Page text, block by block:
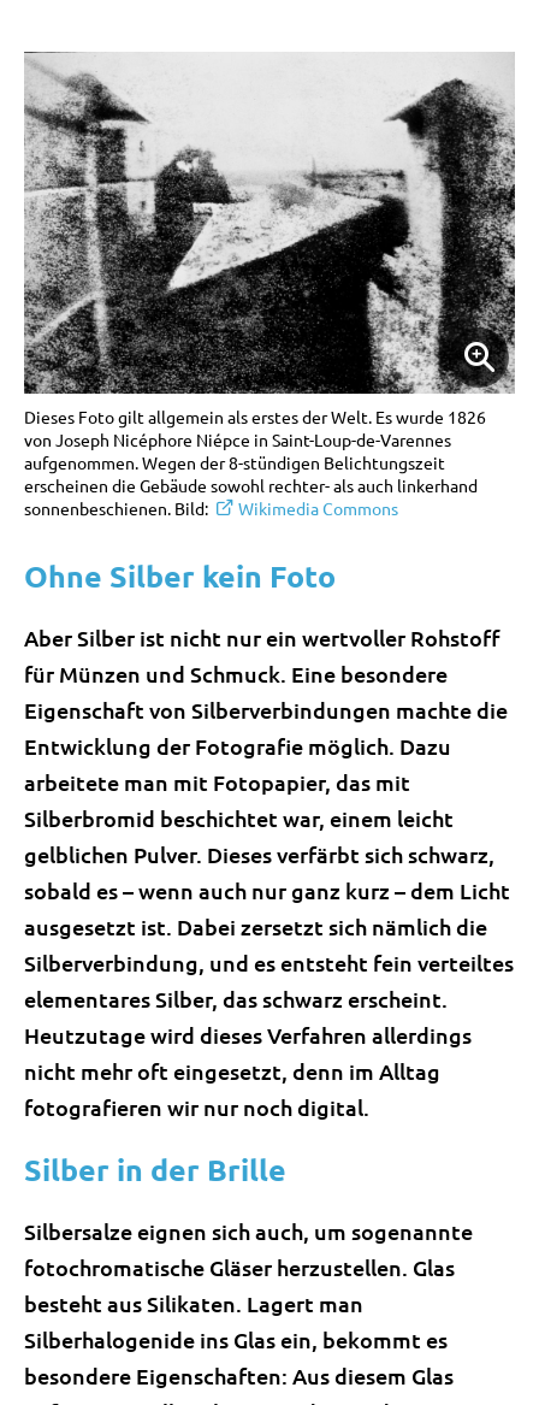
Dieses Foto gilt allgemein als erstes der Welt. Es wurde 1826
von Joseph Nicéphore Niépce in Saint-Loup-de-Varennes
aufgenommen. Wegen der 8-stündigen Belichtungszeit
erscheinen die Gebäude sowohl rechter- als auch linkerhand
sonnenbeschienen. Bild:
Wikimedia Commons
Ohne Silber kein Foto
Aber Silber ist nicht nur ein wertvoller Rohstoff
für Münzen und Schmuck. Eine besondere
Eigenschaft von Silberverbindungen machte die
Entwicklung der Fotografie möglich. Dazu
arbeitete man mit Fotopapier, das mit
Silberbromid beschichtet war, einem leicht
gelblichen Pulver. Dieses verfärbt sich schwarz,
sobald es – wenn auch nur ganz kurz – dem Licht
ausgesetzt ist. Dabei zersetzt sich nämlich die
Silberverbindung, und es entsteht fein verteiltes
elementares Silber, das schwarz erscheint.
Heutzutage wird dieses Verfahren allerdings
nicht mehr oft eingesetzt, denn im Alltag
fotografieren wir nur noch digital.
Silber in der Brille
Silbersalze eignen sich auch, um sogenannte
fotochromatische Gläser herzustellen. Glas
besteht aus Silikaten. Lagert man
Silberhalogenide ins Glas ein, bekommt es
besondere Eigenschaften: Aus diesem Glas